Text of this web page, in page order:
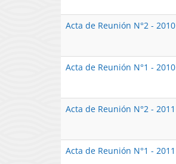
Acta de Reunión N°2 - 2010
Acta de Reunión N°1 - 2010
Acta de Reunión N°2 - 2011
Acta de Reunión N°1 - 2011